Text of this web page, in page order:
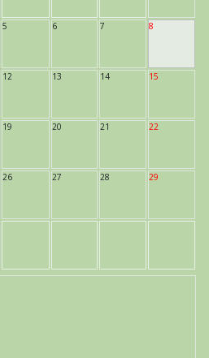
5 6 7 8
12 13 14 15
19 20 21 22
26 27 28 29